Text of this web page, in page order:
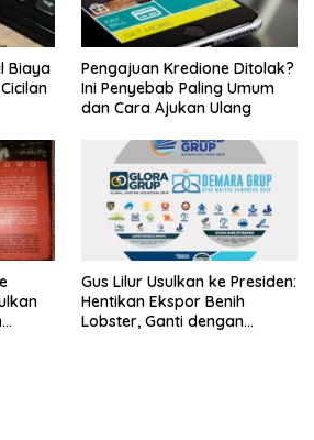
Biaya
Pengajuan Kredione Ditolak?
Ini Penyebab Paling Umum
dan Cara Ajukan Ulang
Gus Lilur Usulkan ke Presiden:
Hentikan Ekspor Benih
Lobster, Ganti dengan